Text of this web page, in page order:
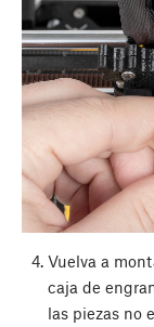
Vuelva a
caja de
las piezas no